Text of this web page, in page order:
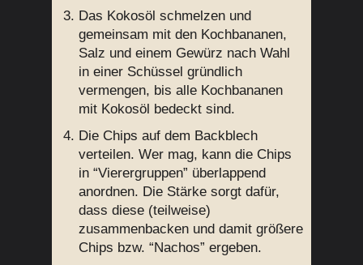
Das Kokosöl schmelzen und
gemeinsam mit den Kochbananen,
Salz und einem Gewürz nach Wahl
in einer Schüssel gründlich
vermengen, bis alle Kochbananen
mit Kokosöl bedeckt sind.
Die Chips auf dem Backblech
verteilen. Wer mag, kann die Chips
in “Vierergruppen” überlappend
anordnen. Die Stärke sorgt dafür,
dass diese (teilweise)
zusammenbacken und damit größere
Chips bzw. “Nachos” ergeben.